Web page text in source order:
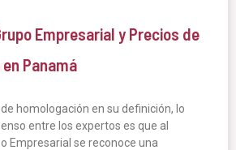
Empresarial y Precios de
Panamá
homologación en su definición, lo
entre los expertos es que al
Empresarial se reconoce una